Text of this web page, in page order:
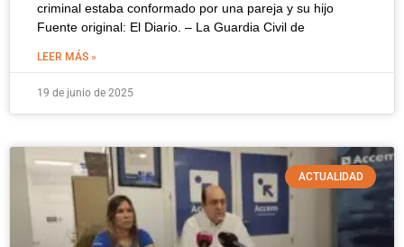
criminal estaba conformado por una pareja y su hijo
Fuente original: El Diario. – La Guardia Civil de
LEER MÁS »
19 de junio de 2025
ACTUALIDAD